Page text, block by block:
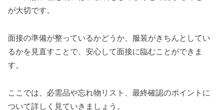
が大切です。
面接の準備が整っているかどうか、服装がきちんとしてい
るかを見直すことで、安心して面接に臨むことができま
す。
ここでは、必需品や忘れ物リスト、最終確認のポイントに
ついて詳しく見ていきましょう。